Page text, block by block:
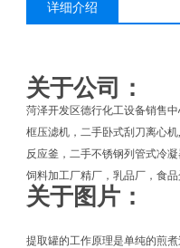
详细介绍
关于公司：
菏泽开发区德行化工设备销售
框压滤机，二手卧式刮刀离心
反应釜，二手不锈钢列管式冷
饲料加工厂精厂，乳品厂，食
关于图片：
提取罐的工作原理是单纯的煎